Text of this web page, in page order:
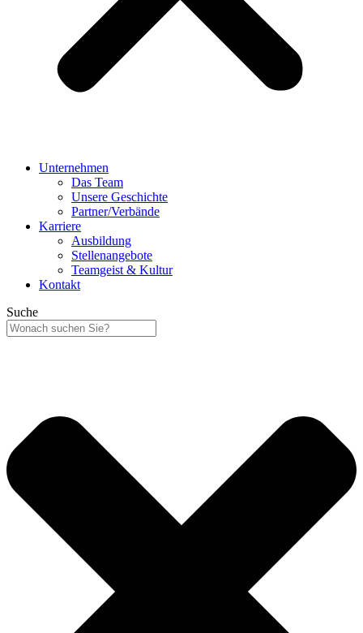
Unternehmen
Das Team
Unsere Geschichte
Partner/Verbände
Karriere
Ausbildung
Stellenangebote
Teamgeist & Kultur
Kontakt
Suche